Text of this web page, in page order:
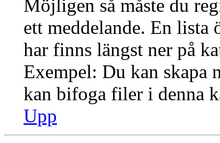
Möjligen så måste du
ett meddelande. En
har finns längst ner på
Exempel: Du kan skapa
kan bifoga filer i denna
Upp